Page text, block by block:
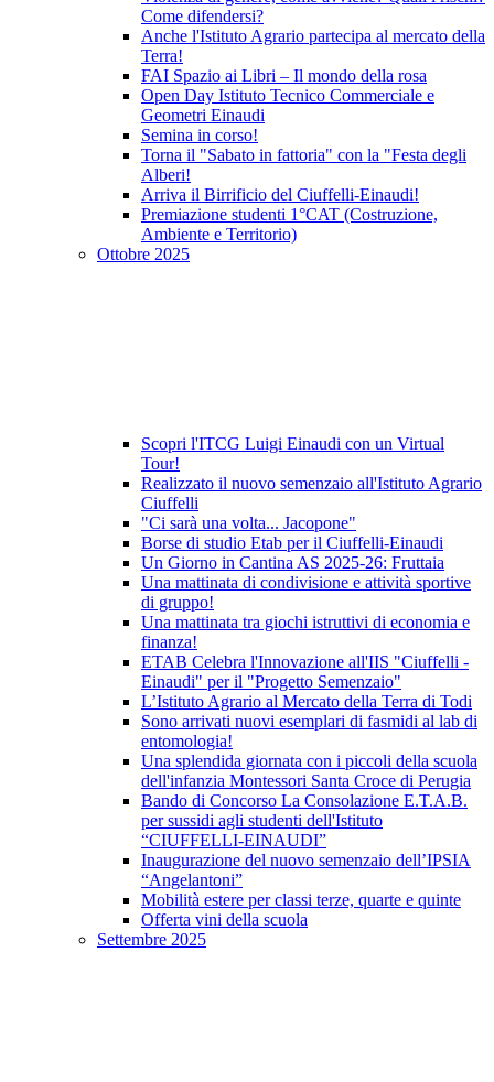
Come difendersi?
Anche l'Istituto Agrario partecipa al mercato della
Terra!
FAI Spazio ai Libri – Il mondo della rosa
Open Day Istituto Tecnico Commerciale e
Geometri Einaudi
Semina in corso!
Torna il "Sabato in fattoria" con la "Festa degli
Alberi!
Arriva il Birrificio del Ciuffelli-Einaudi!
Premiazione studenti 1°CAT (Costruzione,
Ambiente e Territorio)
Ottobre 2025
Scopri l'ITCG Luigi Einaudi con un Virtual
Tour!
Realizzato il nuovo semenzaio all'Istituto Agrario
Ciuffelli
"Ci sarà una volta... Jacopone"
Borse di studio Etab per il Ciuffelli-Einaudi
Un Giorno in Cantina AS 2025-26: Fruttaia
Una mattinata di condivisione e attività sportive
di gruppo!
Una mattinata tra giochi istruttivi di economia e
finanza!
ETAB Celebra l'Innovazione all'IIS "Ciuffelli -
Einaudi" per il "Progetto Semenzaio"
L’Istituto Agrario al Mercato della Terra di Todi
Sono arrivati nuovi esemplari di fasmidi al lab di
entomologia!
Una splendida giornata con i piccoli della scuola
dell'infanzia Montessori Santa Croce di Perugia
Bando di Concorso La Consolazione E.T.A.B.
per sussidi agli studenti dell'Istituto
“CIUFFELLI-EINAUDI”
Inaugurazione del nuovo semenzaio dell’IPSIA
“Angelantoni”
Mobilità estere per classi terze, quarte e quinte
Offerta vini della scuola
Settembre 2025